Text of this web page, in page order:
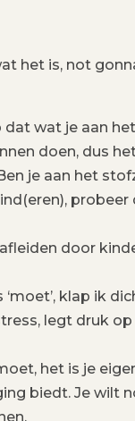
het is, not
wat je aan
doen, dus
je aan het
door
klap ik
legt druk
het is je
biedt. Je wilt